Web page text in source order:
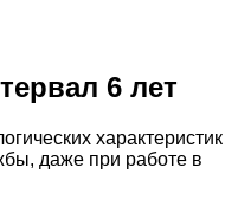
6 лет
характеристик
даже при работе в